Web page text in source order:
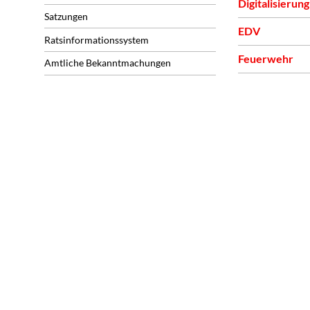
Satzungen
Ratsinformationssystem
Amtliche Bekanntmachungen
Digitalisierung
EDV
Feuerwehr